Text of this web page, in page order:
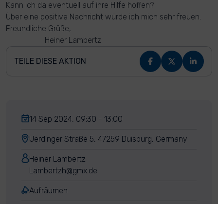
Kann ich da eventuell auf ihre Hilfe hoffen?
Über eine positive Nachricht würde ich mich sehr freuen.
Freundliche Grüße,
Heiner Lambertz
TEILE DIESE AKTION
14 Sep 2024, 09:30 - 13:00
Uerdinger Straße 5, 47259 Duisburg, Germany
Heiner Lambertz
Lambertzh@gmx.de
Aufräumen